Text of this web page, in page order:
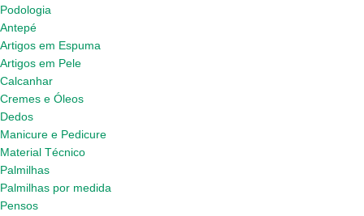
Podologia
Antepé
Artigos em Espuma
Artigos em Pele
Calcanhar
Cremes e Óleos
Dedos
Manicure e Pedicure
Material Técnico
Palmilhas
Palmilhas por medida
Pensos